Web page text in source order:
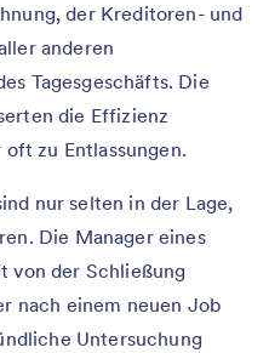
der Kreditoren- und
anderen
Tagesgeschäfts. Die
die Effizienz
zu Entlassungen.
nur selten in der Lage,
Die Manager eines
von der Schließung
nach einem neuen Job
Untersuchung